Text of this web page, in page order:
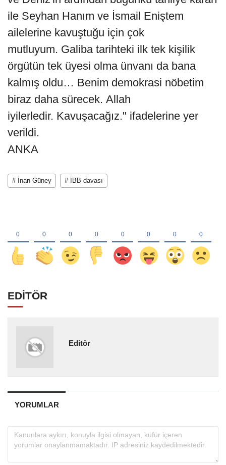
ile Seyhan Hanım ve İsmail Eniştem
ailelerine kavuştuğu için çok
mutluyum. Galiba tarihteki ilk tek kişilik
örgütün tek üyesi olma ünvanı da bana
kalmış oldu… Benim demokrasi nöbetim
biraz daha sürecek. Allah
iyilerledir. Kavuşacağız." ifadelerine yer
verildi.
ANKA
# İnan Güney # İBB davası
EDİTÖR
Editör
YORUMLAR